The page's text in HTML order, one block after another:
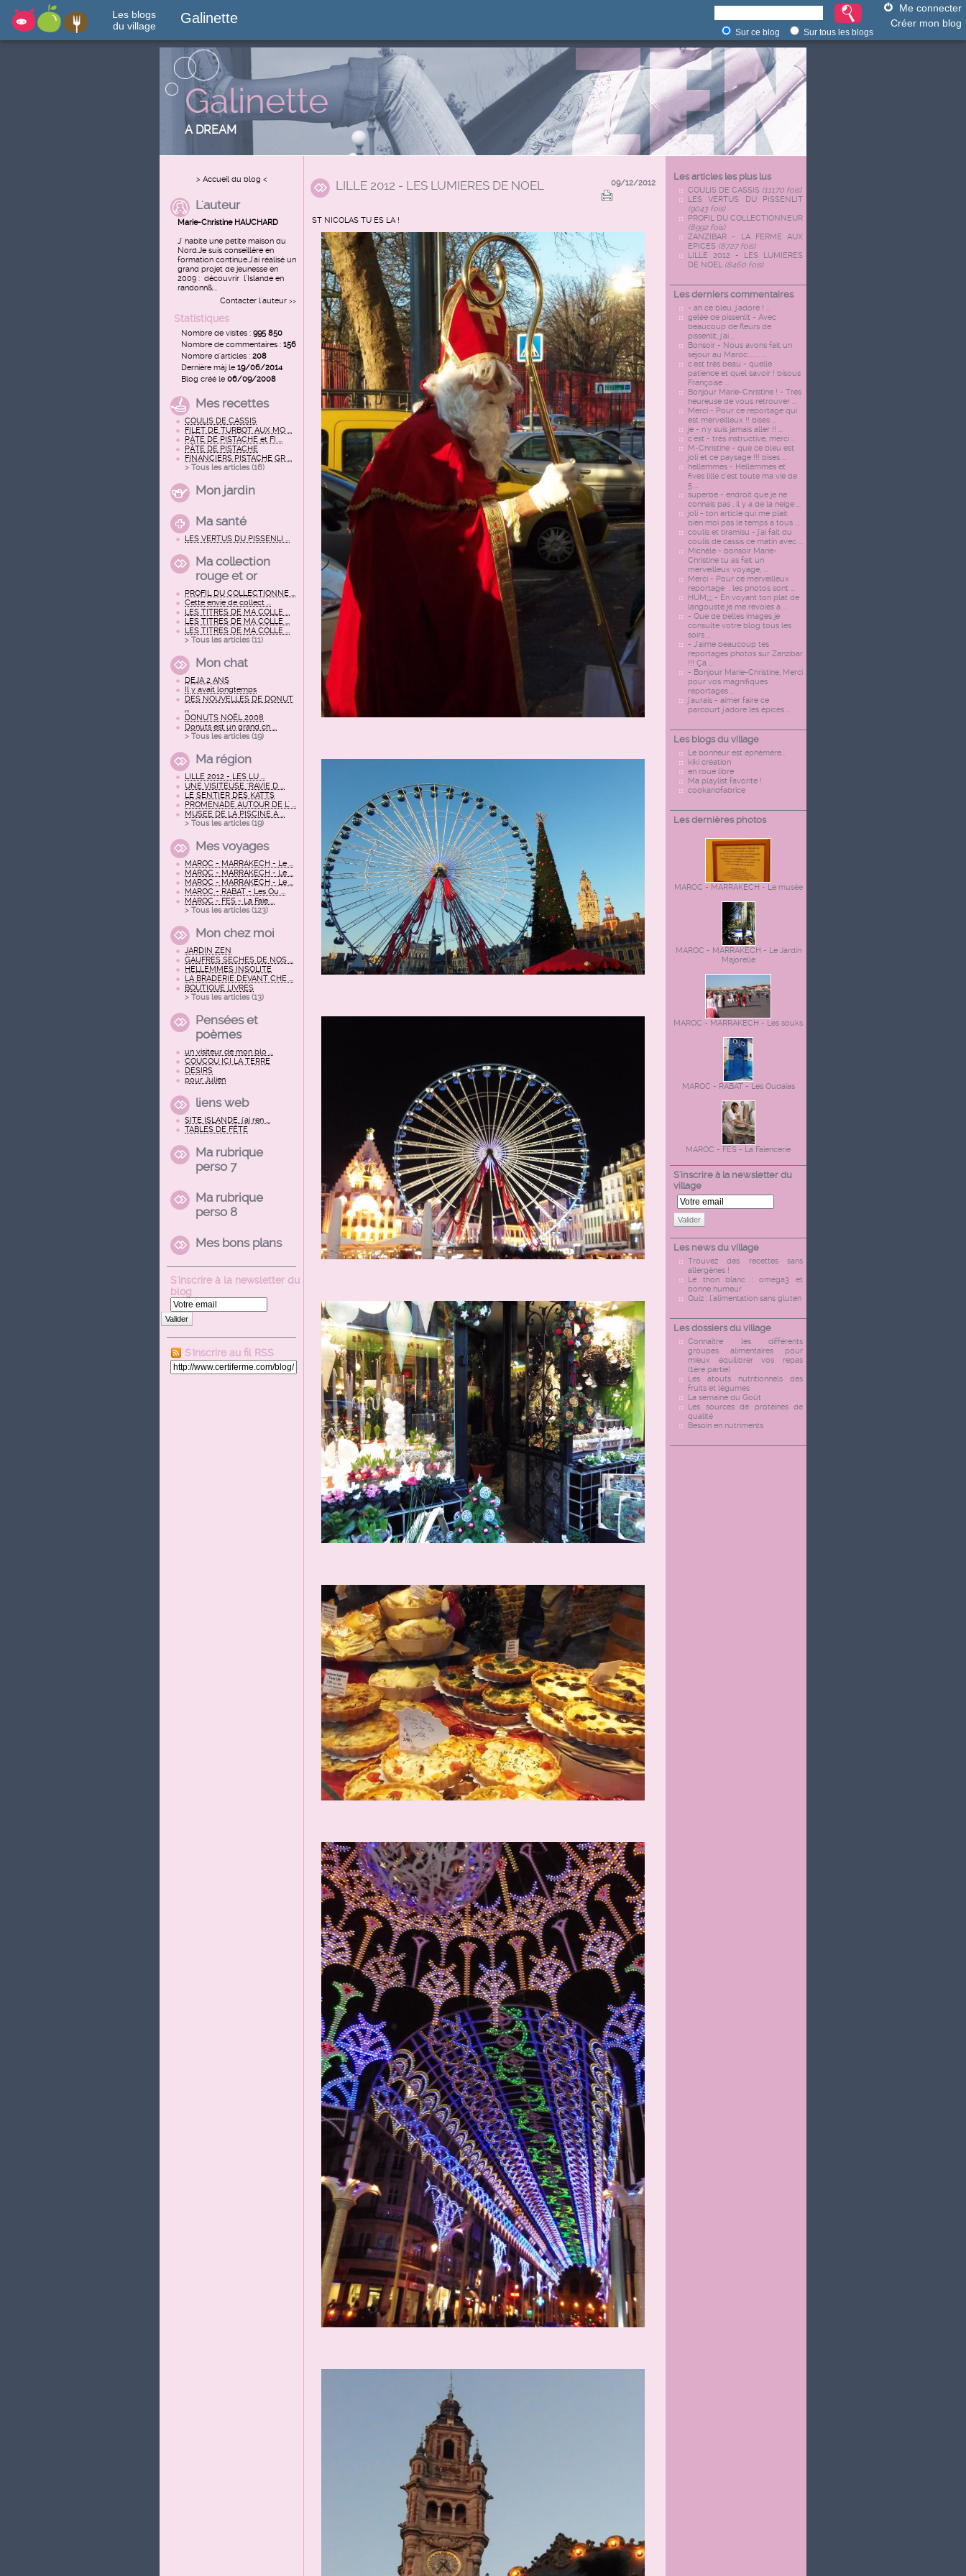
Les blogs
du village
Galinette
Me connecter
Créer mon blog
Sur ce blog Sur tous les blogs
Galinette
A DREAM
Les articles les plus lus
COULIS DE CASSIS (11170 fois)
LES VERTUS DU PISSENLIT
(9043 fois)
PROFIL DU COLLECTIONNEUR
(8992 fois)
ZANZIBAR - LA FERME AUX
EPICES (8727 fois)
LILLE 2012 - LES LUMIERES
DE NOEL (8460 fois)
Les derniers commentaires
- ah ce bleu, j'adore ! ...
gelée de pissenlit - Avec
beaucoup de fleurs de
pissenlit, j'ai ...
Bonsoir - Nous avons fait un
séjour au Maroc......... ...
c'est très beau - quelle
patience et quel savoir ! bisous
Françoise ...
Bonjour Marie-Christine ! - Très
heureuse de vous retrouver ...
Merci - Pour ce reportage qui
est merveilleux !! bises ...
je - n'y suis jamais aller !! ...
c'est - trés instructive, merci ...
M-Christine - que ce bleu est
joli et ce paysage !!! bises ...
hellemmes - Hellemmes et
fives lille c'est toute ma vie de
5 ...
superbe - endroit que je ne
connais pas , il y a de la neige ...
joli - ton article qui me plait
bien moi pas le temps a tous ...
coulis et tiramisu - j'ai fait du
coulis de cassis ce matin avec ...
Michèle - bonsoir Marie-
Christine tu as fait un
merveilleux voyage, ...
Merci - Pour ce merveilleux
reportage . les photos sont ...
HUM;;;; - En voyant ton plat de
langouste je me revoies à ...
- Que de belles images je
consulte votre blog tous les
soirs ...
- J'aime beaucoup tes
reportages photos sur Zanzibar
!!! Ça ...
- Bonjour Marie-Christine, Merci
pour vos magnifiques
reportages ...
j'aurais - aimer faire ce
parcourt j'adore les épices ...
Les blogs du village
Le bonheur est éphémère...
kiki création
en roue libre
Ma playlist favorite !
cookandfabrice
Les dernières photos
MAROC - MARRAKECH - Le musée
MAROC - MARRAKECH - Le Jardin
Majorelle
MAROC - MARRAKECH - Les souks
MAROC - RABAT - Les Oudaïas
MAROC - FES - La Faïencerie
S'inscrire à la newsletter du
village
Valider
Les news du village
Trouvez des recettes sans
allergènes !
Le thon blanc : oméga3 et
bonne humeur
Quiz : l'alimentation sans gluten
Les dossiers du village
Connaître les différents
groupes alimentaires pour
mieux équilibrer vos repas
(1ère partie)
Les atouts nutritionnels des
fruits et légumes
La semaine du Goût
Les sources de protéines de
qualité
Besoin en nutriments
> Accueil du blog <
L'auteur
Marie-Christine HAUCHARD
J' habite une petite maison du
Nord.Je suis conseillère en
formation continue.J'ai réalisé un
grand projet de jeunesse en
2009 : découvrir l'Islande en
randonn&...
Contacter l'auteur >>
Statistiques
Nombre de visites : 995 850
Nombre de commentaires : 156
Nombre d'articles : 208
Dernière màj le19/06/2014
Blog créé le06/09/2008
Mes recettes
COULIS DE CASSIS
FILET DE TURBOT AUX MO ...
PÂTE DE PISTACHE et FI ...
PÂTE DE PISTACHE
FINANCIERS PISTACHE GR ...
> Tous les articles (16)
Mon jardin
Ma santé
LES VERTUS DU PISSENLI ...
Ma collection
rouge et or
PROFIL DU COLLECTIONNE ...
Cette envie de collect ...
LES TITRES DE MA COLLE ...
LES TITRES DE MA COLLE ...
LES TITRES DE MA COLLE ...
> Tous les articles (11)
Mon chat
DEJA 2 ANS
Il y avait longtemps
DES NOUVELLES DE DONUT
...
DONUTS NOËL 2008
Donuts est un grand ch ...
> Tous les articles (19)
Ma région
LILLE 2012 - LES LU ...
UNE VISITEUSE "RAVIE D ...
LE SENTIER DES KATTS
PROMENADE AUTOUR DE L' ...
MUSEE DE LA PISCINE A ...
> Tous les articles (19)
Mes voyages
MAROC - MARRAKECH - Le ...
MAROC - MARRAKECH - Le ...
MAROC - MARRAKECH - Le ...
MAROC - RABAT - Les Ou ...
MAROC - FES - La Faïe ...
> Tous les articles (123)
Mon chez moi
JARDIN ZEN
GAUFRES SECHES DE NOS ...
HELLEMMES INSOLITE
LA BRADERIE DEVANT CHE ...
BOUTIQUE LIVRES
> Tous les articles (13)
Pensées et
poèmes
un visiteur de mon blo ...
COUCOU ICI LA TERRE
DESIRS
pour Julien
liens web
SITE ISLANDE, j'ai ren ...
TABLES DE FÊTE
Ma rubrique
perso 7
Ma rubrique
perso 8
Mes bons plans
S'inscrire à la newsletter du
blog
Valider
S'inscrire au fil RSS
LILLE 2012 - LES LUMIERES DE NOEL 09/12/2012
ST NICOLAS TU ES LA !